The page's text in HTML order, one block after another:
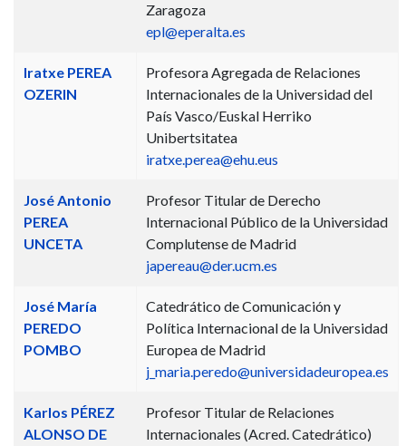
Zaragoza
epl@eperalta.es
Iratxe PEREA
OZERIN
Profesora Agregada de Relaciones
Internacionales de la Universidad del
País Vasco/Euskal Herriko
Unibertsitatea
iratxe.perea@ehu.eus
José Antonio
PEREA
UNCETA
Profesor Titular de Derecho
Internacional Público de la Universidad
Complutense de Madrid
japereau@der.ucm.es
José María
PEREDO
POMBO
Catedrático de Comunicación y
Política Internacional de la Universidad
Europea de Madrid
j_maria.peredo@universidadeuropea.es
Karlos PÉREZ
ALONSO DE
Profesor Titular de Relaciones
Internacionales (Acred. Catedrático)